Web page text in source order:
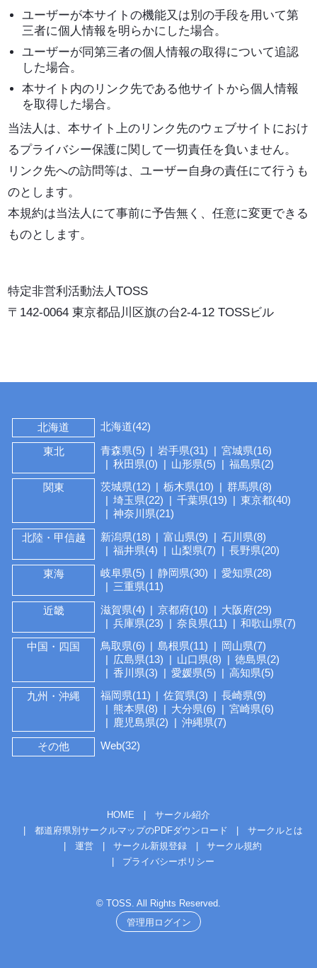
ユーザーが本サイトの機能又は別の手段を用いて第
三者に個人情報を明らかにした場合。
ユーザーが同第三者の個人情報の取得について追認
した場合。
本サイト内のリンク先である他サイトから個人情報
を取得した場合。
当法人は、本サイト上のリンク先のウェブサイトにおけ
るプライバシー保護に関して一切責任を負いません。
リンク先への訪問等は、ユーザー自身の責任にて行うも
のとします。
本規約は当法人にて事前に予告無く、任意に変更できる
ものとします。
特定非営利活動法人TOSS
〒142-0064 東京都品川区旗の台2-4-12 TOSSビル
北海道 北海道(42)
東北 青森県(5) 岩手県(31)
宮城県(16)
秋田県(0)
山形県(5) 福島県(2)
関東 茨城県(12) 栃木県(10)
群馬県(8)
埼玉県(22)
千葉県(19)
東京都(40)
神奈川県(21)
北陸・甲信越 新潟県(18) 富山県(9)
石川県(8)
福井県(4)
山梨県(7) 長野県(20)
東海 岐阜県(5) 静岡県(30)
愛知県(28)
三重県(11)
近畿 滋賀県(4) 京都府(10)
大阪府(29)
兵庫県(23)
奈良県(11) 和歌山県(7)
中国・四国 鳥取県(6) 島根県(11)
岡山県(7)
広島県(13)
山口県(8)
徳島県(2)
香川県(3)
愛媛県(5) 高知県(5)
九州・沖縄 福岡県(11) 佐賀県(3)
長崎県(9)
熊本県(8)
大分県(6)
宮崎県(6)
鹿児島県(2)
沖縄県(7)
その他 Web(32)
HOME
サークル紹介
都道府県別サークルマップのPDFダウンロード
サークルとは
運営
サークル新規登録
サークル規約
プライバシーポリシー
© TOSS. All Rights Reserved.
管理用ログイン